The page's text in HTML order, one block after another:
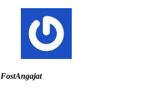
FostAngajat